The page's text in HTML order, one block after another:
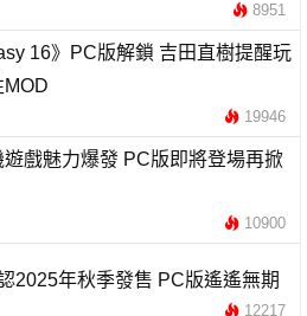
8951
16》PC版解鎖 吉田直樹提醒玩
MOD
19946
遊戲魅力爆發 PC版即將登場再掀
10900
2025年秋季發售 PC版遙遙無期
12217